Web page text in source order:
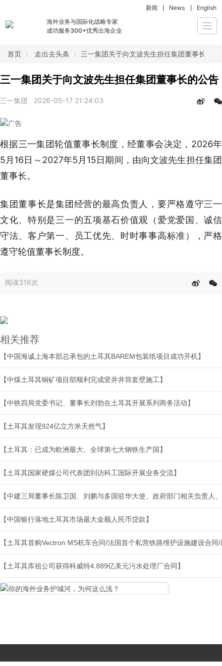
海外业务与国际化战略专家
成功服务300+优秀出海企业
新闻 News English
首页 走出去头条 三一集团关于向文波先生担任集团董事长的公
三一集团关于向文波先生担任集团董事长的公告
三一集团 2026-05-17 21:24:03
根据三一集团轮值董事长制度，经董事会决定，2026年
5月16日～2027年5月15日期间，由向文波先生担任集团
董事长。
集团董事长是集团经营的最高负责人，要严格遵守三一
文化、特别是三一的五项基石价值观（爱党爱国、诚信
守法、客户第一、员工优先、时时事事高标准），严格
遵守轮值董事长制度。
阅读316次
相关推荐
【中国海诚上海本部总承包的土耳其BAREM包装纸项目成功开机】
【中煤土耳其铜矿项目部顺利完成竖井井筒套壁施工】
【中铁四局党委书记、董事长刘勃在土耳其开展系列商务活动】
【土耳其发现924亿立方米天然气】
【土耳其：已成为欧洲最大、全球第七大钢铁生产国】
【土耳其国家硬煤公司代表团到访科工国际开展业务交流】
【中建三局董事长陈卫国、刘鹏与多国驻华大使、政府部门相关负责人
【中国银行落地土耳其市场最大金额人民币贷款】
【土耳其首购Vectron MS机车合同/法国首个私营铁路维护设施建设合
【土耳其库祖公司获得科威特4.889亿美元污水处理厂合同】